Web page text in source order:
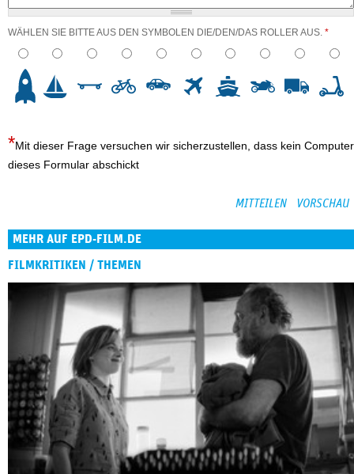
WÄHLEN SIE BITTE AUS DEN SYMBOLEN DIE/DEN/DAS ROLLER AUS. *
Mit dieser Frage versuchen wir sicherzustellen, dass kein Computer
dieses Formular abschickt
MEHR AUF EPD-FILM.DE
FILMKRITIKEN / THEMEN